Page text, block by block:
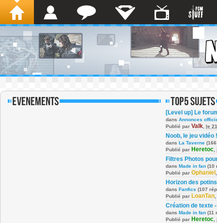
[Level up] Le
dans Annonces
Publié par Valk le
Noob, le jeu vidéo !
dans La Taverne
Publié par Heretoc
Filtres Photos
dans Made in fan (10
Publié par Ophaniel
Horizon des potins
dans Fanfics (107
Publié par LoanTan
Création de texte
dans Made in fan (11
Publié par Heretoc